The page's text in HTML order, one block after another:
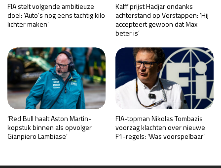
FIA stelt volgende ambitieuze
doel: ‘Auto’s nog eens tachtig kilo
lichter maken’
Kalff prijst Hadjar ondanks
achterstand op Verstappen: ‘Hij
accepteert gewoon dat Max
beter is’
‘Red Bull haalt Aston Martin-
kopstuk binnen als opvolger
Gianpiero Lambiase’
FIA-topman Nikolas Tombazis
voorzag klachten over nieuwe
F1-regels: ‘Was voorspelbaar’